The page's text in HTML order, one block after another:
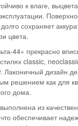
к влаге,
сохраняет
цвета.
44» прекрасно
classic,
Лаконичный дизайн
решением как для
дома.
из
обеспечивает